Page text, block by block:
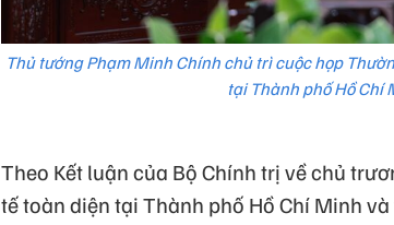
Thủ tướng Phạm Minh Chính chủ trì cuộc họp
tại Thành phố Hồ Chí
Theo Kết luận của Bộ Chính trị về chủ
tế toàn diện tại Thành phố Hồ Chí Minh